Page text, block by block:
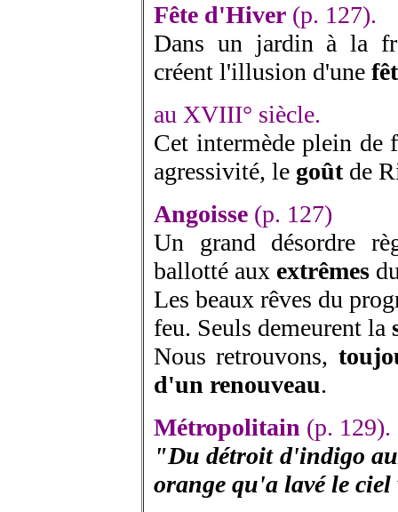
Fête d'Hiver (p. 127).
Dans un jardin à la
créent l'illusion d'une
au XVIII° siècle.
Cet intermède plein de
agressivité, le goûtde
Angoisse (p. 127)
Un grand désordre
ballotté aux extrêmes
Les beaux rêves du
feu. Seuls demeurent la
Nous retrouvons,
d'un renouveau.
Métropolitain (p. 129).
"Du détroit d'indigo
orange qu'a lavé le